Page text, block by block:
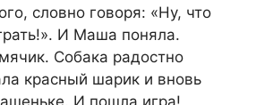
словно говоря: «Ну, что
И Маша поняла.
Собака радостно
красный шарик и вновь
И пошла игра!